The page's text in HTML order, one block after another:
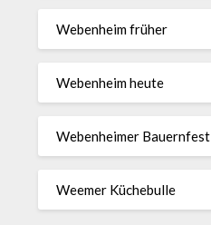
Webenheim früher
Webenheim heute
Webenheimer Bauernfest
Weemer Küchebulle